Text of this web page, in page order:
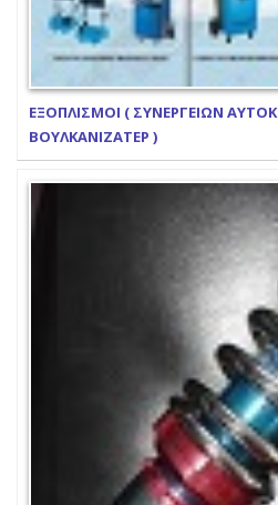
ΕΞΟΠΛΙΣΜΟΙ ( ΣΥΝΕΡΓΕΙΩΝ
ΒΟΥΛΚΑΝΙΖΑΤΕΡ )